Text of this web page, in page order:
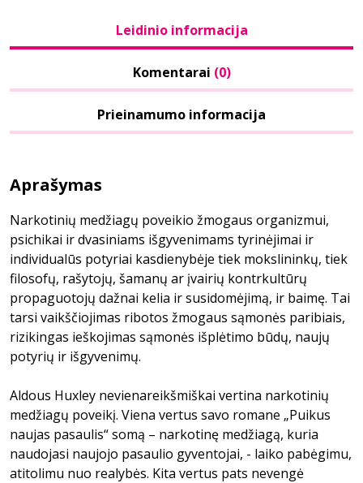
Leidinio informacija
Komentarai (0)
Prieinamumo informacija
Aprašymas
Narkotinių medžiagų poveikio žmogaus organizmui,
psichikai ir dvasiniams išgyvenimams tyrinėjimai ir
individualūs potyriai kasdienybėje tiek mokslininkų, tiek
filosofų, rašytojų, šamanų ar įvairių kontrkultūrų
propaguotojų dažnai kelia ir susidomėjimą, ir baimę. Tai
tarsi vaikščiojimas ribotos žmogaus sąmonės paribiais,
rizikingas ieškojimas sąmonės išplėtimo būdų, naujų
potyrių ir išgyvenimų.
Aldous Huxley nevienareikšmiškai vertina narkotinių
medžiagų poveikį. Viena vertus savo romane „Puikus
naujas pasaulis“ somą – narkotinę medžiagą, kuria
naudojasi naujojo pasaulio gyventojai, - laiko pabėgimu,
atitolimu nuo realybės. Kita vertus pats nevengė